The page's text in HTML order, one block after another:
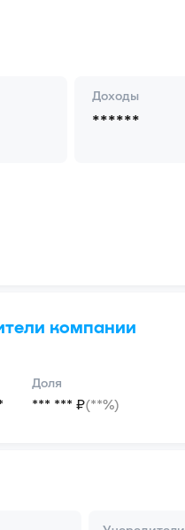
Доходы
******
компании
Доля
*** *** ₽(**%)